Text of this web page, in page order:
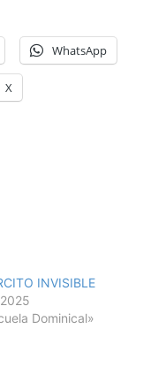
WhatsApp
X
INVISIBLE
Dominical»